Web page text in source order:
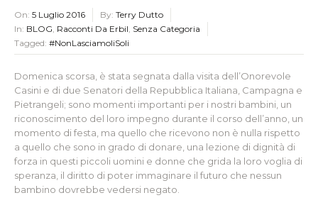
On: 5 Luglio 2016 By: Terry Dutto
In: BLOG, Racconti Da Erbil, Senza Categoria
Tagged: #NonLasciamoliSoli
Domenica scorsa, è stata segnata dalla visita dell’Onorevole
Casini e di due Senatori della Repubblica Italiana, Campagna e
Pietrangeli; sono momenti importanti per i nostri bambini, un
riconoscimento del loro impegno durante il corso dell’anno, un
momento di festa, ma quello che ricevono non è nulla rispetto
a quello che sono in grado di donare, una lezione di dignità di
forza in questi piccoli uomini e donne che grida la loro voglia di
speranza, il diritto di poter immaginare il futuro che nessun
bambino dovrebbe vedersi negato.